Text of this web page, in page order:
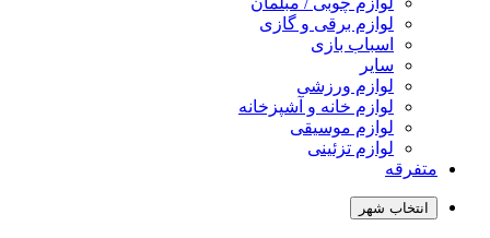
لوازم برقی و گازی
اسباب بازی
سایر
لوازم ورزشی
لوازم خانه و آشپزخانه
لوازم موسیقی
لوازم تزئینی
متفرقه
انتخاب شهر